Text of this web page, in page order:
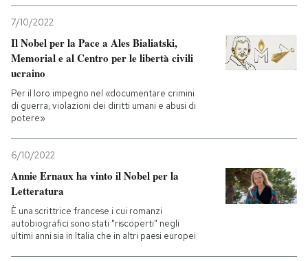
Economia
Sport
Mondiali calcio 2026
PODCAST
I MIEI PREFERITI
SHOP
7/10/2022
Il Nobel per la Pace a Ales Bialiatski,
Memorial e al Centro per le libertà civili
ucraino
Per il loro impegno nel «documentare crimini
di guerra, violazioni dei diritti umani e abusi di
potere»
6/10/2022
Annie Ernaux ha vinto il Nobel per la
Letteratura
È una scrittrice francese i cui romanzi
autobiografici sono stati "riscoperti" negli
ultimi anni sia in Italia che in altri paesi europei